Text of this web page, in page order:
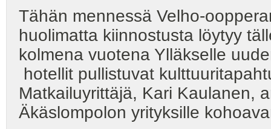
Tähän mennessä Velho-
huolimatta kiinnostusta löytyy
kolmena vuotena Ylläkselle
hotellit pullistuvat
Matkailuyrittäjä, Kari Kaulanen,
Äkäslompolon yrityksille